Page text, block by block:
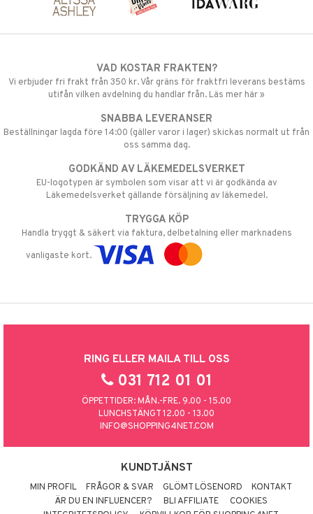
VAD KOSTAR FRAKTEN?
Vi erbjuder fri frakt från 350 kr. Vår gräns för fraktfri leverans bestäms
utifån vilken avdelning du handlar från. Läs mer här »
SNABBA LEVERANSER
Beställningar lagda före 14:00 (gäller varor i lager) skickas normalt ut från
oss samma dag.
GODKÄND AV LÄKEMEDELSVERKET
EU-logotypen är symbolen som visar att vi är godkända av
Läkemedelsverket gällande försäljning av läkemedel.
TRYGGA KÖP
Handla tryggt & säkert via faktura, delbetalning eller marknadens
vanligaste kort.
RING ELLER MAILA TILL OSS
031 712 01 01
ÖPPETTIDER: MÅN.-FRE. 9.00 - 15.00
LUNCHSTÄNGT 12.00 - 13.00
INFO@SHOPPING4NET.COM
KUNDTJÄNST
MIN PROFIL FRÅGOR & SVAR GLÖMT LÖSENORD
KONTAKT
ÄR DU EN INFLUENCER?
BLI AFFILIATE
COOKIES